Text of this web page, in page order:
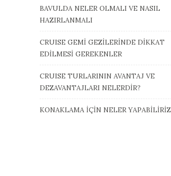
BAVULDA NELER OLMALI VE NASIL
HAZIRLANMALI
CRUISE GEMİ GEZİLERİNDE DİKKAT
EDİLMESİ GEREKENLER
CRUISE TURLARININ AVANTAJ VE
DEZAVANTAJLARI NELERDİR?
KONAKLAMA İÇİN NELER YAPABİLİRİZ